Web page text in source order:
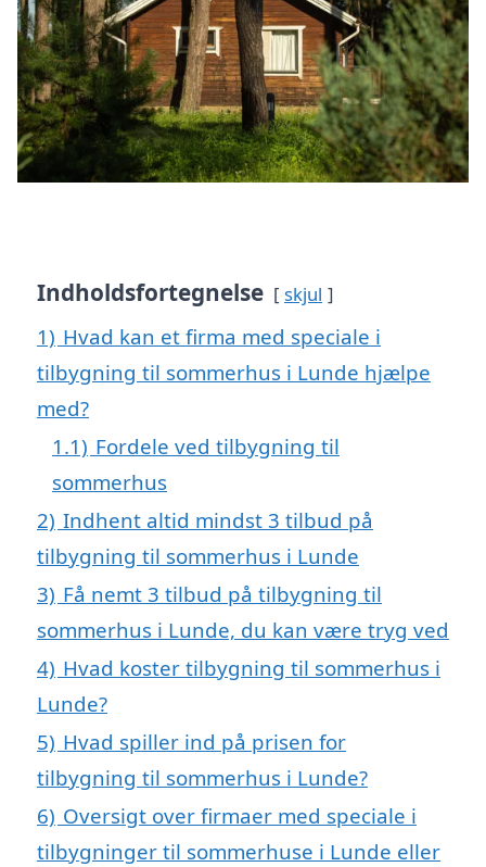
Indholdsfortegnelse skjul
1) Hvad kan et firma med speciale i
tilbygning til sommerhus i Lunde hjælpe
med?
1.1) Fordele ved tilbygning til
sommerhus
2) Indhent altid mindst 3 tilbud på
tilbygning til sommerhus i Lunde
3) Få nemt 3 tilbud på tilbygning til
sommerhus i Lunde, du kan være tryg ved
4) Hvad koster tilbygning til sommerhus i
Lunde?
5) Hvad spiller ind på prisen for
tilbygning til sommerhus i Lunde?
6) Oversigt over firmaer med speciale i
tilbygninger til sommerhuse i Lunde eller